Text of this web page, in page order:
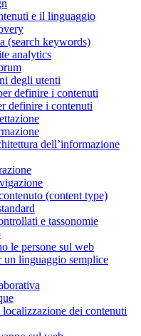
e il linguaggio
(search keywords)
analytics
degli utenti
definire i contenuti
definire i contenuti
dell’informazione
(content type)
e tassonomie
le persone sul web
un linguaggio semplice
dei contenuti